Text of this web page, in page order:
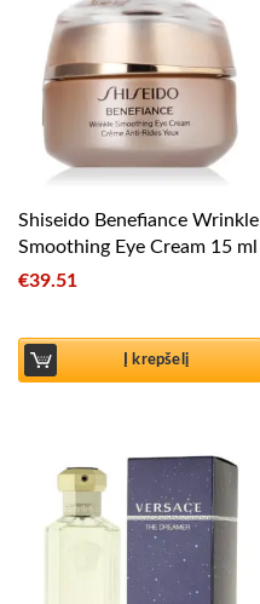
Shiseido Benefiance Wrinkle
Smoothing Eye Cream 15 ml
€39.51
Į krepšelį